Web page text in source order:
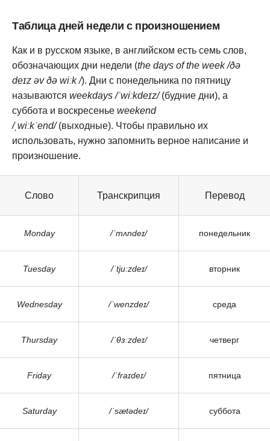
Таблица дней недели с произношением
Как и в русском языке, в английском есть семь слов,
обозначающих дни недели (the days of the week /ðə
deɪz əv ðə wiːk /). Дни с понедельника по пятницу
называются weekdays /ˈwiːkdeɪz/(будние дни), а
суббота и воскресенье weekend
/ˌwiːkˈend/(выходные). Чтобы правильно их
использовать, нужно запомнить верное написание и
произношение.
Слово Транскрипция Перевод
Monday /ˈmʌndeɪ/ понедельник
Tuesday /ˈtjuːzdeɪ/ вторник
Wednesday /ˈwenzdeɪ/ среда
Thursday /ˈθɜːzdeɪ/ четверг
Friday /ˈfraɪdeɪ/ пятница
Saturday /ˈsætədeɪ/ суббота